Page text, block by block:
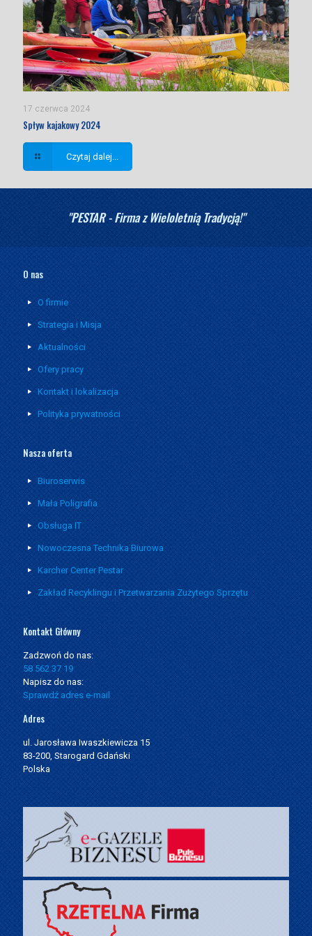
17 czerwca 2024
Spływ kajakowy 2024
Czytaj dalej...
"PESTAR - Firma z Wieloletnią Tradycją!"
O nas
O firmie
Strategia i Misja
Aktualności
Ofery pracy
Kontakt i lokalizacja
Polityka prywatności
Nasza oferta
Biuroserwis
Mała Poligrafia
Obsługa IT
Nowoczesna Technika Biurowa
Karcher Center Pestar
Zakład Recyklingu i Przetwarzania Zużytego Sprzętu
Kontakt Główny
Zadzwoń do nas:
58 562 37 19
Napisz do nas:
Sprawdź adres e-mail
Adres
ul. Jarosława Iwaszkiewicza 15
83-200, Starogard Gdański
Polska